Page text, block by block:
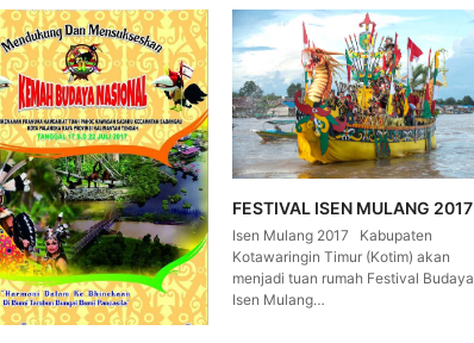
FESTIVAL ISEN MULANG 2017
Isen Mulang 2017 Kabupaten
Kotawaringin Timur (Kotim) akan
menjadi tuan rumah Festival Budaya
Isen Mulang…